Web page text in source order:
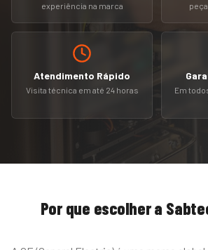
experiência na marca
Atendimento Rápido
Visita técnica em até 24 horas
Em
Por que escolher a